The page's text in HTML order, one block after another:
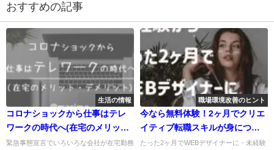
おすすめの記事
生活の情報
コロナショックから仕事はテレ
ワークの時代へ(在宅のメリッ
ト・デメリット)
緊急事態宣言でいろいろな会社が在宅勤務
職場環境改善のヒント
今なら無料体験！2ヶ月でクリエ
イティブ転職スキルが身につく
スクールとは？
たった2ヶ月でWEBデザイナーに・未経験